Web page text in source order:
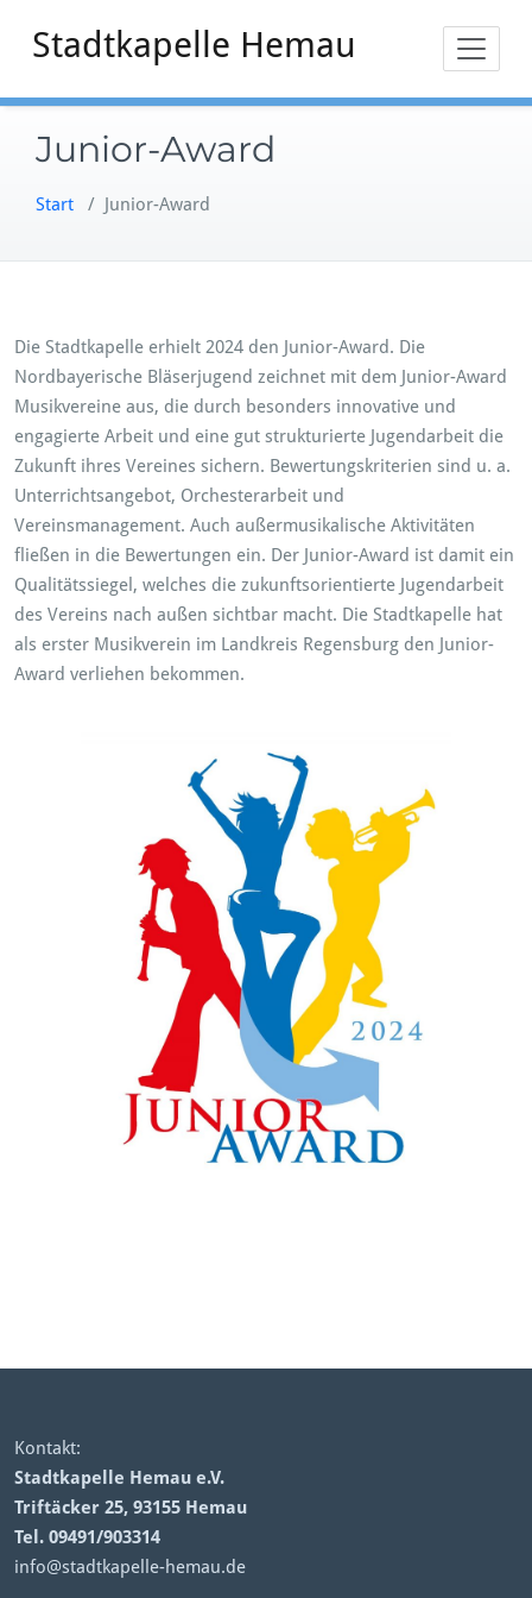
InhaltStadtkapelle Hemau
Junior-Award
Start / Junior-Award
Die Stadtkapelle erhielt 2024 den Junior-Award. Die
Nordbayerische Bläserjugend zeichnet mit dem Junior-Award
Musikvereine aus, die durch besonders innovative und
engagierte Arbeit und eine gut strukturierte Jugendarbeit die
Zukunft ihres Vereines sichern. Bewertungskriterien sind u. a.
Unterrichtsangebot, Orchesterarbeit und
Vereinsmanagement. Auch außermusikalische Aktivitäten
fließen in die Bewertungen ein. Der Junior-Award ist damit ein
Qualitätssiegel, welches die zukunftsorientierte Jugendarbeit
des Vereins nach außen sichtbar macht. Die Stadtkapelle hat
als erster Musikverein im Landkreis Regensburg den Junior-
Award verliehen bekommen.
Kontakt:
Stadtkapelle Hemau e.V.
Triftäcker 25, 93155 Hemau
Tel. 09491/903314
info@stadtkapelle-hemau.de